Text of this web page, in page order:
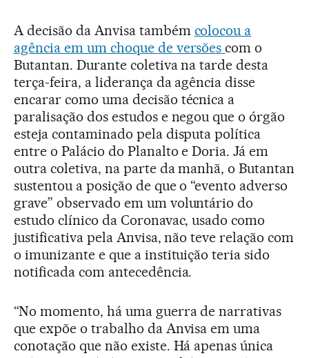
A decisão da Anvisa também colocou a
agência em um choque de versõescom o
Butantan. Durante coletiva na tarde desta
terça-feira, a liderança da agência disse
encarar como uma decisão técnica a
paralisação dos estudos e negou que o órgão
esteja contaminado pela disputa política
entre o Palácio do Planalto e Doria. Já em
outra coletiva, na parte da manhã, o Butantan
sustentou a posição de que o “evento adverso
grave” observado em um voluntário do
estudo clínico da Coronavac, usado como
justificativa pela Anvisa, não teve relação com
o imunizante e que a instituição teria sido
notificada com antecedência.
“No momento, há uma guerra de narrativas
que expõe o trabalho da Anvisa em uma
conotação que não existe. Há apenas única